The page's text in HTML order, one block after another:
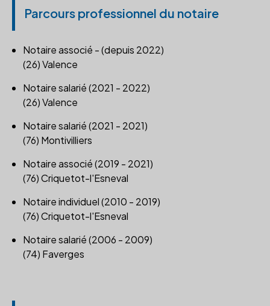
Parcours professionnel du notaire
Notaire associé - (depuis 2022)
(26) Valence
Notaire salarié (2021 - 2022)
(26) Valence
Notaire salarié (2021 - 2021)
(76) Montivilliers
Notaire associé (2019 - 2021)
(76) Criquetot-l'Esneval
Notaire individuel (2010 - 2019)
(76) Criquetot-l'Esneval
Notaire salarié (2006 - 2009)
(74) Faverges